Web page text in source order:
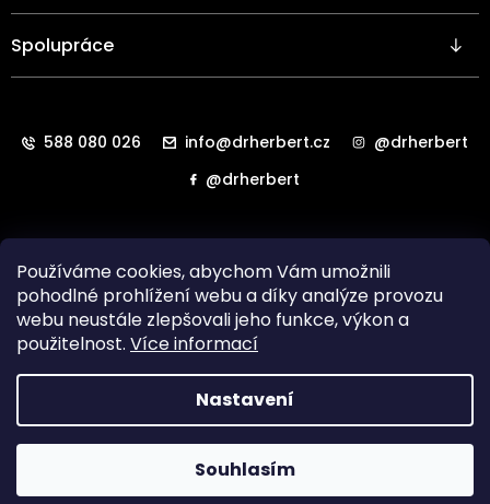
Používáme cookies, abychom Vám umožnili
pohodlné prohlížení webu a díky analýze provozu
webu neustále zlepšovali jeho funkce, výkon a
použitelnost. Více informací
Nastavení
Souhlasím
Spolupráce
588 080 026 info@drherbert.cz
@drherbert
@drherbert
Všechna práva vyhrazena. Copyright
s.r.o.2024. VytvořilShoptet